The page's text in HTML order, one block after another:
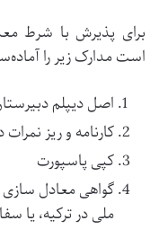
برای پذیرش با شرط
است مدارک زیر را
اصل دیپلم
کارنامه و ریز
کپی پاسپورت
گواهی معادل سازی
ملی در ترکیه، یا